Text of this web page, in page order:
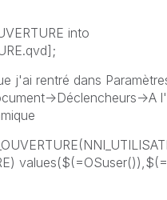
into
j'ai rentré dans
>Déclencheurs->A